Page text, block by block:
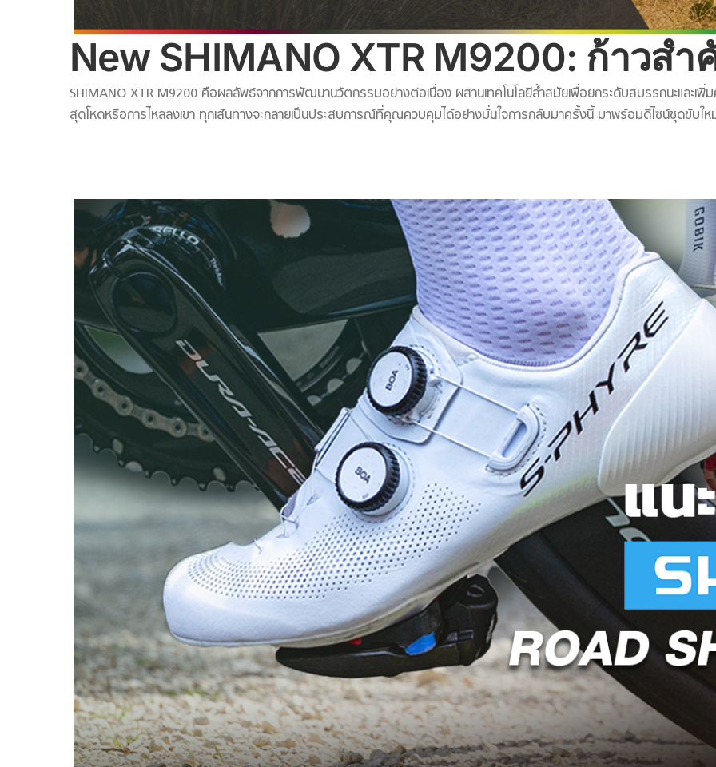
New SHIMANO XTR M9200: ก้าวส
SHIMANO XTR M9200 คือผลลัพธ์จากการพัฒนานวัตกรรมอย่างต่อเนื่อง ผสานเทคโนโลยีล้ำสมัยเพื่อยกระดับสมรรถนะและเพิ่
สุดโหดหรือการไหลลงเขา ทุกเส้นทางจะกลายเป็นประสบการณ์ที่คุณควบคุมได้อย่างมั่นใจการกลับมาครั้งนี้ มาพร้อมดีไซน์ชุดขับใ